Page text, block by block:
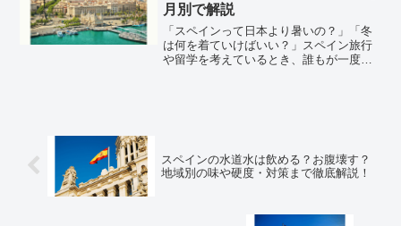
月別で解説
「スペインって日本より暑いの？」「冬
は何を着ていけばいい？」スペイン旅行
や留学を考えているとき、誰もが一度は
スペインの水道水は飲める？お腹壊す？
地域別の味や硬度・対策まで徹底解説！